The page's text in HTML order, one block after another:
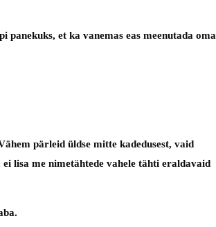
et ka vanemas eas meenutada oma
pärleid üldse mitte kadedusest, vaid
lisa me nimetähtede vahele tähti eraldavaid